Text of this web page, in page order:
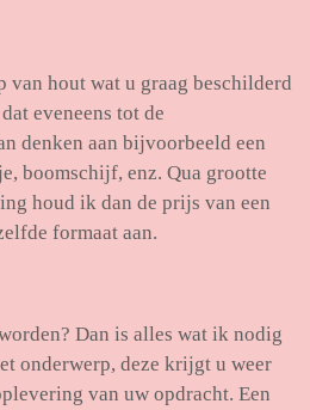
van hout wat u graag beschilderd
eveneens tot de
denken aan bijvoorbeeld een
boomschijf, enz. Qua grootte
houd ik dan de prijs van een
formaat aan.
Dan is alles wat ik nodig
onderwerp, deze krijgt u weer
van uw opdracht. Een